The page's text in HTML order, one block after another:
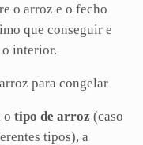
o arroz e o fecho
que conseguir e
o interior.
o tipo de arroz (caso
tipos), a